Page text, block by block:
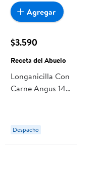
$3.590
Receta del Abuelo
Longanicilla Con
Carne Angus 14
Despacho
Agregar